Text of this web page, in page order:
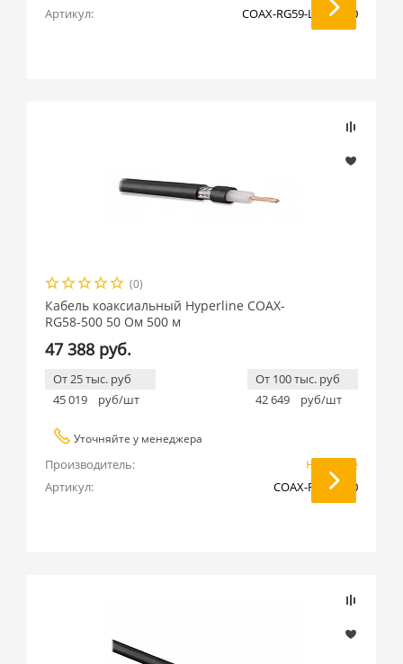
Артикул: COAX-RG59-LSZH-100
(0)
Кабель коаксиальный Hyperline COAX-
RG58-500 50 Ом 500 м
47 388 руб.
От 25 тыс. руб
45 019
руб/шт
От 100 тыс. руб
42 649
руб/шт
Уточняйте у менеджера
Производитель:
Hyperline
Артикул:
COAX-RG58-500